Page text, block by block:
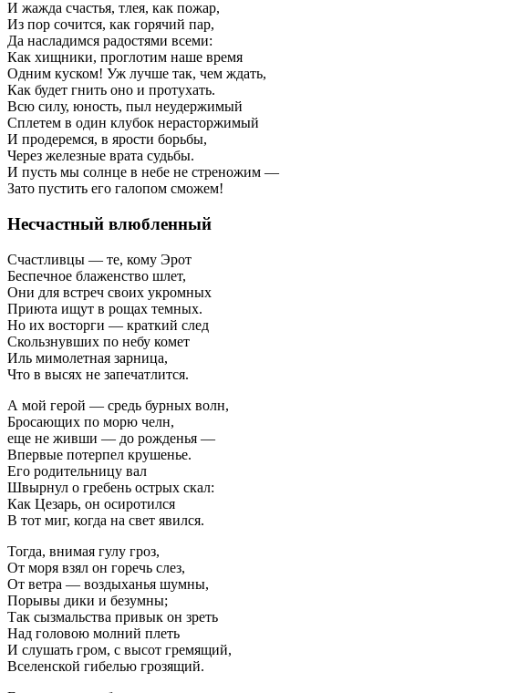
И жажда счастья, тлея, как пожар,
Из пор сочится, как горячий пар,
Да насладимся радостями всеми:
Как хищники, проглотим наше время
Одним куском! Уж лучше так, чем ждать,
Как будет гнить оно и протухать.
Всю силу, юность, пыл неудержимый
Сплетем в один клубок нерасторжимый
И продеремся, в ярости борьбы,
Через железные врата судьбы.
И пусть мы солнце в небе не стреножим —
Зато пустить его галопом сможем!
Несчастный влюбленный
Счастливцы — те, кому Эрот
Беспечное блаженство шлет,
Они для встреч своих укромных
Приюта ищут в рощах темных.
Но их восторги — краткий след
Скользнувших по небу комет
Иль мимолетная зарница,
Что в высях не запечатлится.
А мой герой — средь бурных волн,
Бросающих по морю челн,
еще не живши — до рожденья —
Впервые потерпел крушенье.
Его родительницу вал
Швырнул о гребень острых скал:
Как Цезарь, он осиротился
В тот миг, когда на свет явился.
Тогда, внимая гулу гроз,
От моря взял он горечь слез,
От ветра — воздыханья шумны,
Порывы дики и безумны;
Так сызмальства привык он зреть
Над головою молний плеть
И слушать гром, с высот гремящий,
Вселенской гибелью грозящий.